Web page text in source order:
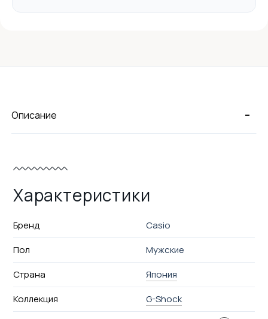
-
Описание
Характеристики
Бренд
Casio
Пол
Мужские
Страна
Япония
Коллекция
G-Shock